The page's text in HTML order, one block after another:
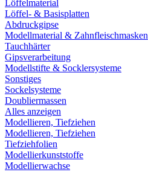
Löffelmaterial
Löffel- & Basisplatten
Abdruckgipse
Modellmaterial & Zahnfleischmasken
Tauchhärter
Gipsverarbeitung
Modellstifte & Socklersysteme
Sonstiges
Sockelsysteme
Doubliermassen
Alles anzeigen
Modellieren, Tiefziehen
Modellieren, Tiefziehen
Tiefziehfolien
Modellierkunststoffe
Modellierwachse